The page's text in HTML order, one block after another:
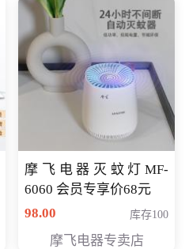
摩飞电器灭蚊灯MF-
6060 会员专享价68元
98.00
库存100
摩飞电器专卖店